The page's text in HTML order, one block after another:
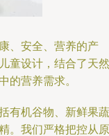
、安全、营养的产
童设计，结合了天然
的营养需求。
有机谷物、新鲜果蔬
。我们严格把控从原